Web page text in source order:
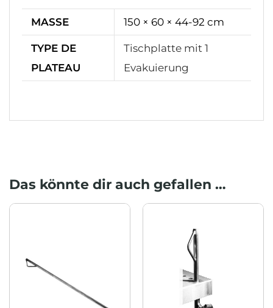
MASSE 150 × 60 × 44-92 cm
TYPE DE
PLATEAU
Tischplatte mit 1
Evakuierung
Das könnte dir auch gefallen …